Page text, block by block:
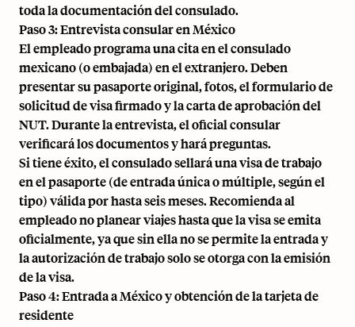
toda la documentación del consulado.
Paso 3: Entrevista consular en México
El empleado programa una cita en el consulado
mexicano (o embajada) en el extranjero. Deben
presentar su pasaporte original, fotos, el formulario de
solicitud de visa firmado y la carta de aprobación del
NUT. Durante la entrevista, el oficial consular
verificará los documentos y hará preguntas.
Si tiene éxito, el consulado sellará una visa de trabajo
en el pasaporte (de entrada única o múltiple, según el
tipo) válida por hasta seis meses. Recomienda al
empleado no planear viajes hasta que la visa se emita
oficialmente, ya que sin ella no se permite la entrada y
la autorización de trabajo solo se otorga con la emisión
de la visa.
Paso 4: Entrada a México y obtención de la tarjeta de
residente